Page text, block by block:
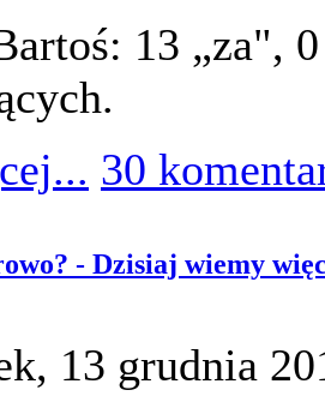
13 „za",
30
- Dzisiaj wiemy
13 grudnia